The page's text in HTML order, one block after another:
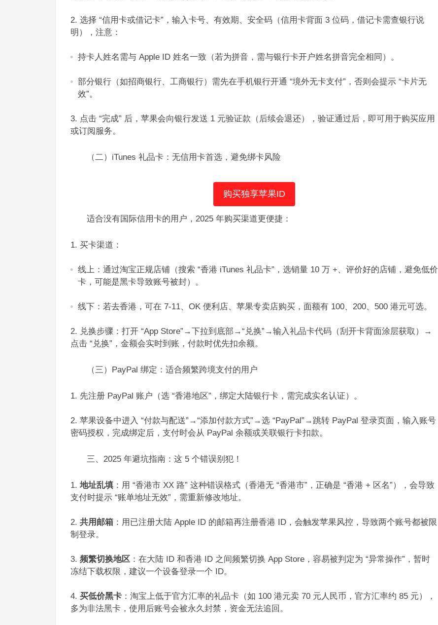
选择 “信用卡或借记卡”，输入卡号、有效期、安全码（信用卡背面 3 位码，借记卡需查银行说
明），注意：​
持卡人姓名需与 Apple ID 姓名一致（若为拼音，需与银行卡开户姓名拼音完全相同）。​
部分银行（如招商银行、工商银行）需先在手机银行开通 “境外无卡支付”，否则会提示 “卡片无
效”。​
点击 “完成” 后，苹果会向银行发送 1 元验证款（后续会退还），验证通过后，即可用于购买应用
或订阅服务。​
（二）iTunes 礼品卡：无信用卡首选，避免绑卡风险​
购买独享苹果ID
适合没有国际信用卡的用户，2025 年购买渠道更便捷：​
买卡渠道：​
线上：通过淘宝正规店铺（搜索 “香港 iTunes 礼品卡”，选销量 10 万 +、评价好的店铺，避免低价
卡，可能是黑卡导致账号被封）。​
线下：若去香港，可在 7-11、OK 便利店、苹果专卖店购买，面额有 100、200、500 港元可选。​
兑换步骤：打开 “App Store”→下拉到底部→“兑换”→输入礼品卡代码（刮开卡背面涂层获取）→
点击 “兑换”，金额会实时到账，付款时优先扣余额。​
（三）PayPal 绑定：适合频繁跨境支付的用户​
先注册 PayPal 账户（选 “香港地区”，绑定大陆银行卡，需完成实名认证）。​
苹果设备中进入 “付款与配送”→“添加付款方式”→选 “PayPal”→跳转 PayPal 登录页面，输入账号
密码授权，完成绑定后，支付时会从 PayPal 余额或关联银行卡扣款。​
三、2025 年避坑指南：这 5 个错误别犯！​
地址乱填 ：用 “香港市 XX 路” 这种错误格式（香港无 “香港市”，正确是 “香港 + 区名”），会导致
支付时提示 “账单地址无效”，需重新修改地址。​
共用邮箱 ：用已注册大陆 Apple ID 的邮箱再注册香港 ID，会触发苹果风控，导致两个账号都被限
制登录。​
频繁切换地区 ：在大陆 ID 和香港 ID 之间频繁切换 App Store，容易被判定为 “异常操作”，暂时
冻结下载权限，建议一个设备登录一个 ID。​
买低价黑卡 ：淘宝上低于官方汇率的礼品卡（如 100 港元卖 70 元人民币，官方汇率约 85 元），
多为非法黑卡，使用后账号会被永久封禁，资金无法追回。​